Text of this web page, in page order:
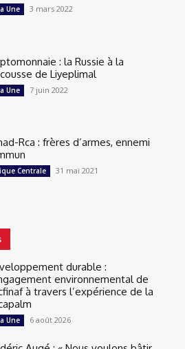
Une 3 mars 2022
: la Russie à la
de Liyeplimal
Une 7 juin 2022
Rca : frères d’armes, ennemi
Centrale 31 mai 2021
durable :
environnemental de
à travers l’expérience de la
Une 6 août 2026